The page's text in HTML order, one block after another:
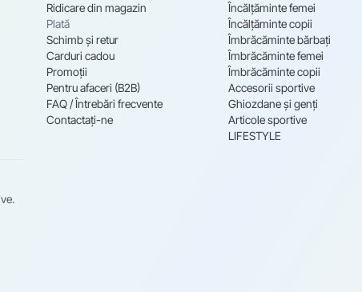
Ridicare din magazin
Plată
Schimb și retur
Carduri cadou
Promoții
Pentru afaceri (B2B)
FAQ / Întrebări frecvente
Contactați-ne
Încălțăminte femei
Încălțăminte copii
Îmbrăcăminte bărbați
Îmbrăcăminte femei
Îmbrăcăminte copii
Accesorii sportive
Ghiozdane și genți
Articole sportive
LIFESTYLE